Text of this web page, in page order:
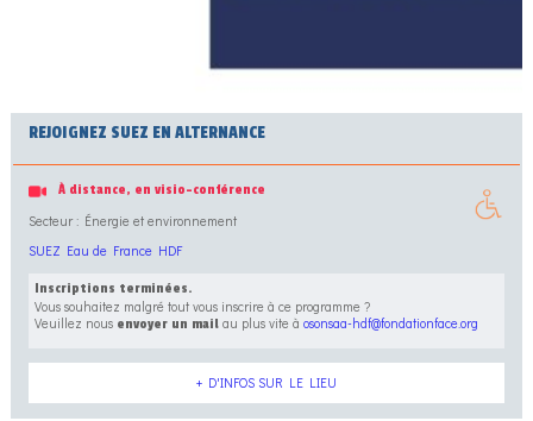
REJOIGNEZ SUEZ EN ALTERNANCE
À distance, en visio-conférence
Secteur : Énergie et environnement
SUEZ Eau de France HDF
Inscriptions terminées.
Vous souhaitez malgré tout vous inscrire à ce programme ?
Veuillez nous envoyer un mailau plus vite à osonsaa-hdf@fondationface.org
+ D'INFOS SUR LE LIEU